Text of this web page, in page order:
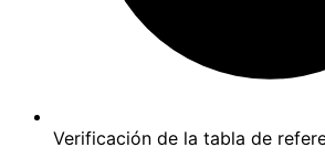
Verificación de la tabla de